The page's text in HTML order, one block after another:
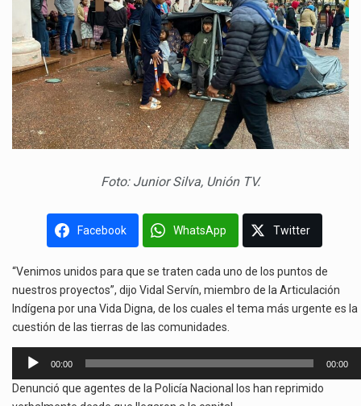
Foto: Junior Silva, Unión TV.
Facebook WhatsApp Twitter
“Venimos unidos para que se traten cada uno de los puntos de
nuestros proyectos”, dijo Vidal Servín, miembro de la Articulación
Indígena por una Vida Digna, de los cuales el tema más urgente es la
cuestión de las tierras de las comunidades.
Reproductor
audio
00:00 00:00
Denunció que agentes de la Policía Nacional los han reprimido